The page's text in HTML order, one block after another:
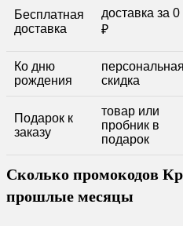
Бесплатная
доставка
доставка за 0
₽
Ко дню
рождения
персональная
скидка
Подарок к
заказу
товар или
пробник в
подарок
Сколько промокодов
прошлые месяцы